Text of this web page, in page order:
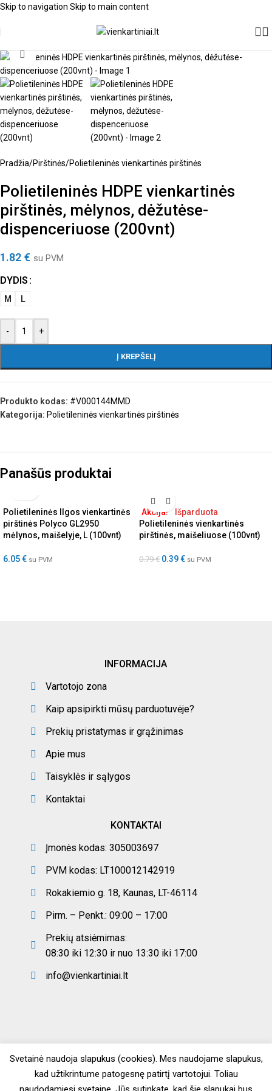
Skip to navigation Skip to main content
Spustelėkite, kad padidintumėte
Pradžia/Pirštinės/Polietileninės vienkartinės pirštinės
Polietileninės HDPE vienkartinės
pirštinės, mėlynos, dėžutėse-
dispenceriuose (200vnt)
1.82 € su PVM
DYDIS
M L
- +
Į KREPŠELĮ
Produkto kodas: #V000144MMD
Kategorija: Polietileninės vienkartinės pirštinės
Panašūs produktai
Polietileninės Ilgos vienkartinės
pirštinės Polyco GL2950
mėlynos, maišelyje, L (100vnt)
6.05€ su PVM
Akcija!
Išparduota
Polietileninės vienkartinės
pirštinės, maišeliuose (100vnt)
0.79€ 0.39€ su PVM
INFORMACIJA
Vartotojo zona
Kaip apsipirkti mūsų parduotuvėje?
Prekių pristatymas ir grąžinimas
Apie mus
Taisyklės ir sąlygos
Kontaktai
KONTAKTAI
Įmonės kodas: 305003697
PVM kodas: LT100012142919
Rokakiemio g. 18, Kaunas, LT-46114
Pirm. – Penkt.: 09:00 – 17:00
Prekių atsiėmimas:
08:30 iki 12:30 ir nuo 13:30 iki 17:00
info@vienkartiniai.lt
Svetainė naudoja slapukus (cookies). Mes naudojame slapukus,
kad užtikrintume patogesnę patirtį vartotojui. Toliau